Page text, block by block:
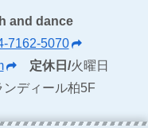
and dance
7162-5070
定休日/火曜日
ンディール柏5F